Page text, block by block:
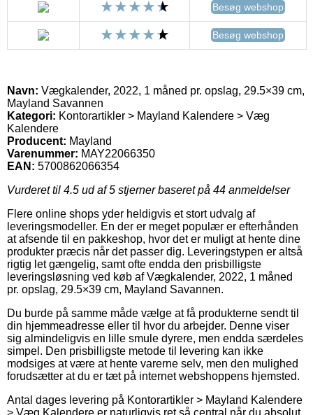
Besøg webshop
Besøg webshop
Navn: Vægkalender, 2022, 1 måned pr. opslag, 29.5×39 cm,
Mayland Savannen
Kategori: Kontorartikler > Mayland Kalendere > Væg
Kalendere
Producent: Mayland
Varenummer: MAY22066350
EAN: 5700862066354
Vurderet til 4.5 ud af 5 stjerner baseret på 44 anmeldelser
Flere online shops yder heldigvis et stort udvalg af
leveringsmodeller. En der er meget populær er efterhånden
at afsende til en pakkeshop, hvor det er muligt at hente dine
produkter præcis når det passer dig. Leveringstypen er altså
rigtig let gængelig, samt ofte endda den prisbilligste
leveringsløsning ved køb af Vægkalender, 2022, 1 måned
pr. opslag, 29.5×39 cm, Mayland Savannen.
Du burde på samme måde vælge at få produkterne sendt til
din hjemmeadresse eller til hvor du arbejder. Denne viser
sig almindeligvis en lille smule dyrere, men endda særdeles
simpel. Den prisbilligste metode til levering kan ikke
modsiges at være at hente varerne selv, men den mulighed
forudsætter at du er tæt på internet webshoppens hjemsted.
Antal dages levering på Kontorartikler > Mayland Kalendere
> Væg Kalendere er naturligvis ret så central når du absolut